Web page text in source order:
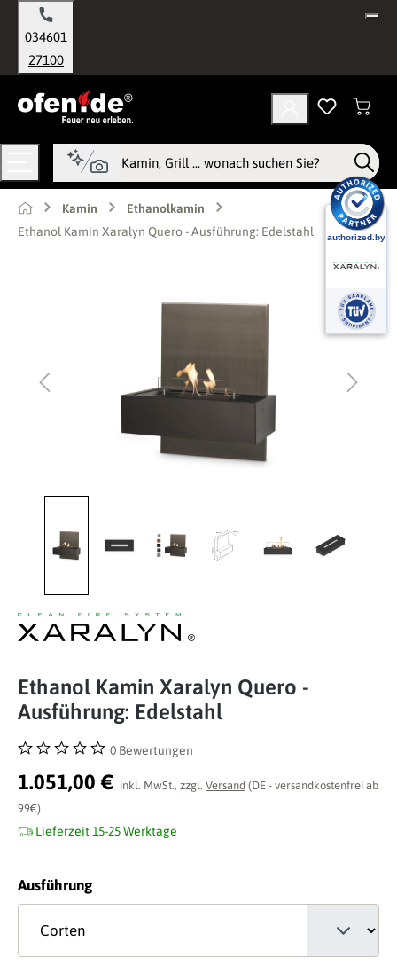
springen
034601
27100
Kamin
Ethanolkamin
Ethanol Kamin Xaralyn Quero - Ausführung: Edelstahl
Ethanol Kamin Xaralyn Quero -
Ausführung: Edelstahl
Durchschnittliche Bewertung von 0 von 5 Sternen
0 Bewertungen
1.051,00 € inkl. MwSt., zzgl. Versand (DE - versandkostenfrei ab
99€)
Lieferzeit 15-25 Werktage
Ausführungauswählen